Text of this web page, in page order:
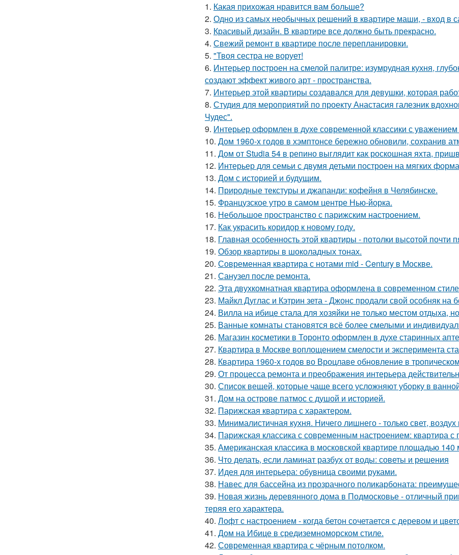
1. Какая прихожая нравится вам больше?
2. Одно из самых необычных решений в квартире маши, - вход в
3. Красивый дизайн. В квартире все должно быть прекрасно.
4. Свежий ремонт в квартире после перепланировки.
5. "Твоя сестра не ворует!
6. Интерьер построен на смелой палитре: изумрудная кухня,
создают эффект живого арт - пространства.
7. Интерьер этой квартиры создавался для девушки, которая
8. Студия для мероприятий по проекту Анастасия галезник
Чудес".
9. Интерьер оформлен в духе современной классики с уважением
10. Дом 1960-х годов в хэмптонсе бережно обновили, сохранив
11. Дом от Studia 54 в репино выглядит как роскошная яхта,
12. Интерьер для семьи с двумя детьми построен на мягких
13. Дом с историей и будущим.
14. Природные текстуры и джапанди: кофейня в Челябинске.
15. Французское утро в самом центре Нью-йорка.
16. Небольшое пространство с парижским настроением.
17. Как украсить коридор к новому году.
18. Главная особенность этой квартиры - потолки высотой почти
19. Обзор квартиры в шоколадных тонах.
20. Современная квартира с нотами mid - Century в Москве.
21. Санузел после ремонта.
22. Эта двухкомнатная квартира оформлена в современном
23. Майкл Дуглас и Кэтрин зета - Джонс продали свой особняк на
24. Вилла на ибице стала для хозяйки не только местом отдыха,
25. Ванные комнаты становятся всё более смелыми и
26. Магазин косметики в Торонто оформлен в духе старинных
27. Квартира в Москве воплощением смелости и эксперимента
28. Квартира 1960-х годов во Вроцлаве обновление в
29. От процесса ремонта и преображения интерьера
30. Список вещей, которые чаще всего усложняют уборку в
31. Дом на острове патмос с душой и историей.
32. Парижская квартира с характером.
33. Минималистичная кухня. Ничего лишнего - только свет,
34. Парижская классика с современным настроением: квартира с
35. Американская классика в московской квартире площадью 140
36. Что делать, если ламинат разбух от воды: советы и решения
37. Идея для интерьера: обувница своими руками.
38. Навес для бассейна из прозрачного поликарбоната:
39. Новая жизнь деревянного дома в Подмосковье - отличный
теряя его характера.
40. Лофт с настроением - когда бетон сочетается с деревом и
41. Дом на Ибице в средиземноморском стиле.
42. Современная квартира с чёрным потолком.